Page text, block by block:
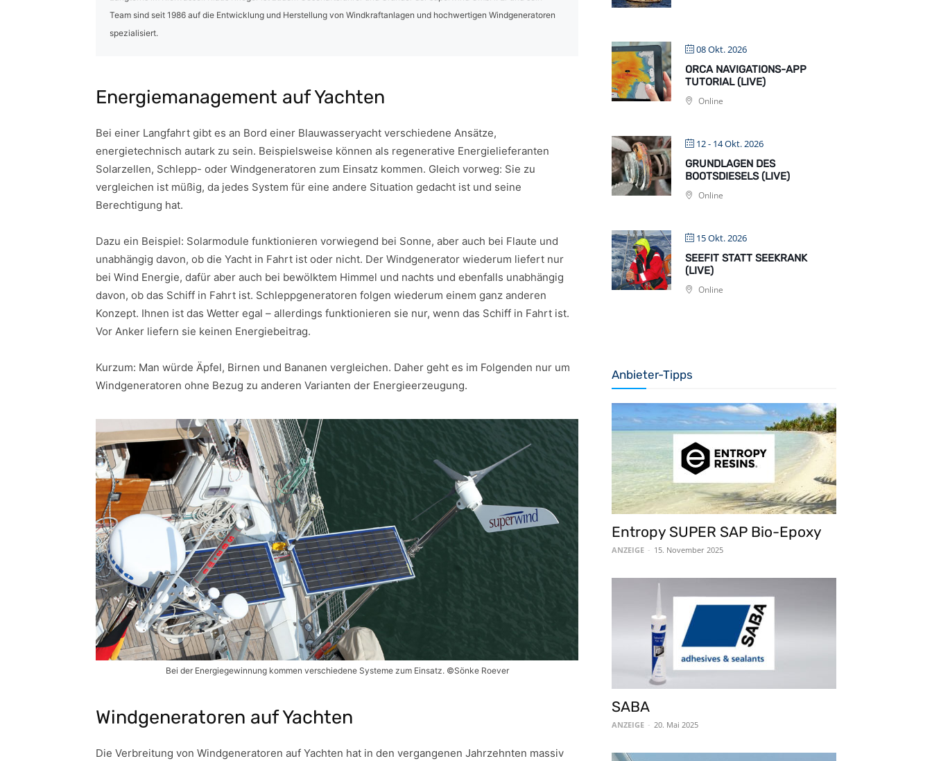
Team sind seit 1986 auf die Entwicklung und Herstellung von Windkraftanlagen und hochwertigen Windgeneratoren
spezialisiert.
Energiemanagement auf Yachten
Bei einer Langfahrt gibt es an Bord einer Blauwasseryacht verschiedene Ansätze,
energietechnisch autark zu sein. Beispielsweise können als regenerative Energielieferanten
Solarzellen, Schlepp- oder Windgeneratoren zum Einsatz kommen. Gleich vorweg: Sie zu
vergleichen ist müßig, da jedes System für eine andere Situation gedacht ist und seine
Berechtigung hat.
Dazu ein Beispiel: Solarmodule funktionieren vorwiegend bei Sonne, aber auch bei Flaute und
unabhängig davon, ob die Yacht in Fahrt ist oder nicht. Der Windgenerator wiederum liefert nur
bei Wind Energie, dafür aber auch bei bewölktem Himmel und nachts und ebenfalls unabhängig
davon, ob das Schiff in Fahrt ist. Schleppgeneratoren folgen wiederum einem ganz anderen
Konzept. Ihnen ist das Wetter egal – allerdings funktionieren sie nur, wenn das Schiff in Fahrt ist.
Vor Anker liefern sie keinen Energiebeitrag.
Kurzum: Man würde Äpfel, Birnen und Bananen vergleichen. Daher geht es im Folgenden nur um
Windgeneratoren ohne Bezug zu anderen Varianten der Energieerzeugung.
Bei der Energiegewinnung kommen verschiedene Systeme zum Einsatz. ©Sönke Roever
Windgeneratoren auf Yachten
Die Verbreitung von Windgeneratoren auf Yachten hat in den vergangenen Jahrzehnten massiv
08 Okt. 2026
ORCA NAVIGATIONS-APP
TUTORIAL (LIVE)
Online
12 - 14 Okt. 2026
GRUNDLAGEN DES
BOOTSDIESELS (LIVE)
Online
15 Okt. 2026
SEEFIT STATT SEEKRANK
(LIVE)
Online
Anbieter-Tipps
Entropy SUPER SAP Bio-Epoxy
ANZEIGE - 15. November 2025
SABA
ANZEIGE - 20. Mai 2025